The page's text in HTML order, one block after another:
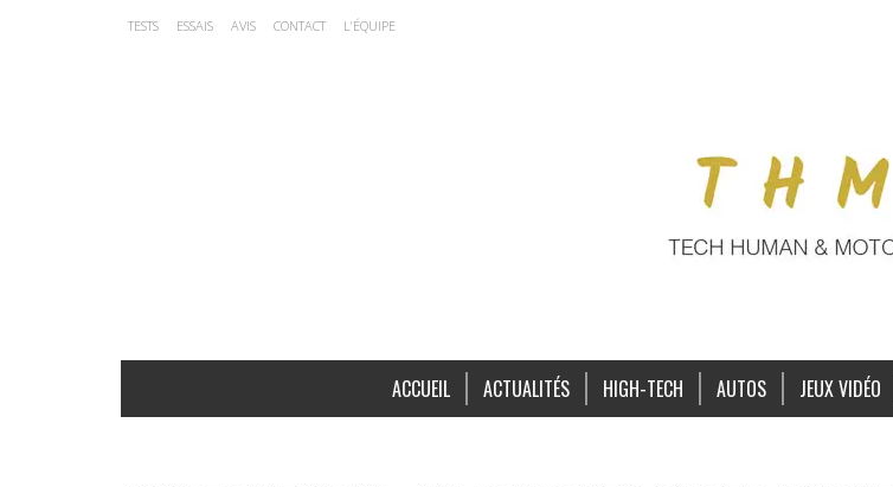
TESTS ESSAIS AVIS CONTACT L’ÉQUIPE
ACCUEIL ACTUALITÉS HIGH-TECH AUTOS JEUX VIDÉO